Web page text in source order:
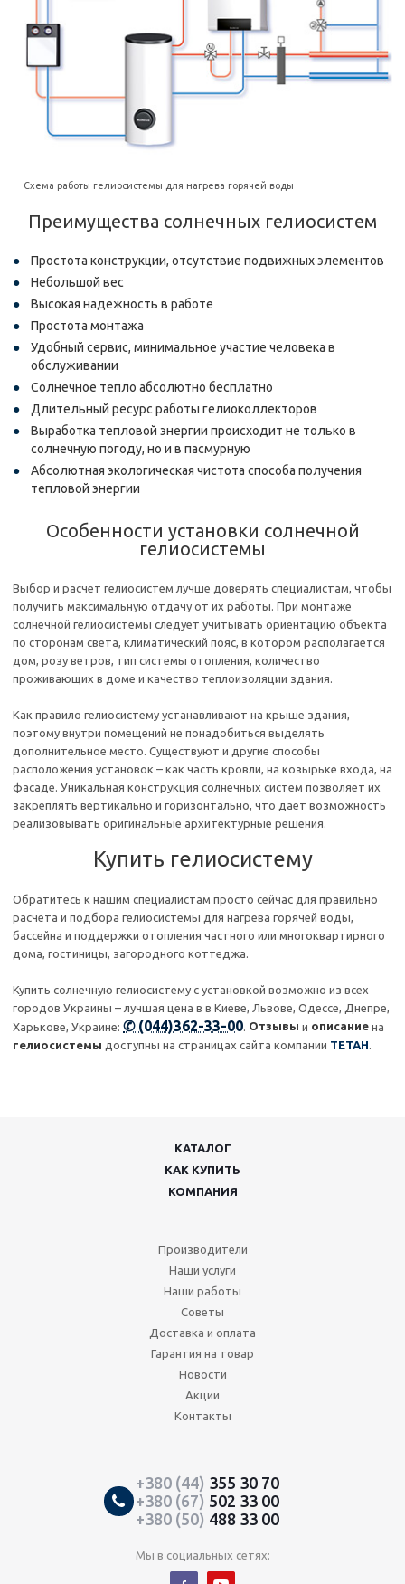
Схема работы гелиосистемы для нагрева горячей воды
Преимущества солнечных гелиосистем
Простота конструкции, отсутствие подвижных элементов
Небольшой вес
Высокая надежность в работе
Простота монтажа
Удобный сервис, минимальное участие человека в
обслуживании
Солнечное тепло абсолютно бесплатно
Длительный ресурс работы гелиоколлекторов
Выработка тепловой энергии происходит не только в
солнечную погоду, но и в пасмурную
Абсолютная экологическая чистота способа получения
тепловой энергии
Особенности установки солнечной
гелиосистемы
Выбор и расчет гелиосистем лучше доверять специалистам, чтобы
получить максимальную отдачу от их работы. При монтаже
солнечной гелиосистемы следует учитывать ориентацию объекта
по сторонам света, климатический пояс, в котором располагается
дом, розу ветров, тип системы отопления, количество
проживающих в доме и качество теплоизоляции здания.
Как правило гелиосистему устанавливают на крыше здания,
поэтому внутри помещений не понадобиться выделять
дополнительное место. Существуют и другие способы
расположения установок – как часть кровли, на козырьке входа, на
фасаде. Уникальная конструкция солнечных систем позволяет их
закреплять вертикально и горизонтально, что дает возможность
реализовывать оригинальные архитектурные решения.
Купить гелиосистему
Обратитесь к нашим специалистам просто сейчас для правильно
расчета и подбора гелиосистемы для нагрева горячей воды,
бассейна и поддержки отопления частного или многоквартирного
дома, гостиницы, загородного коттеджа.
Купить солнечную гелиосистему с установкой возможно из всех
городов Украины – лучшая цена в в Киеве, Львове, Одессе, Днепре,
Харькове, Украине: ✆ (044)362-33-00. Отзывы и описание на
гелиосистемы доступны на страницах сайта компании ТЕТАН.
КАТАЛОГ
КАК КУПИТЬ
КОМПАНИЯ
Производители
Наши услуги
Наши работы
Советы
Доставка и оплата
Гарантия на товар
Новости
Акции
Контакты
+380 (44) 355 30 70
+380 (67) 502 33 00
+380 (50) 488 33 00
Мы в социальных сетях: